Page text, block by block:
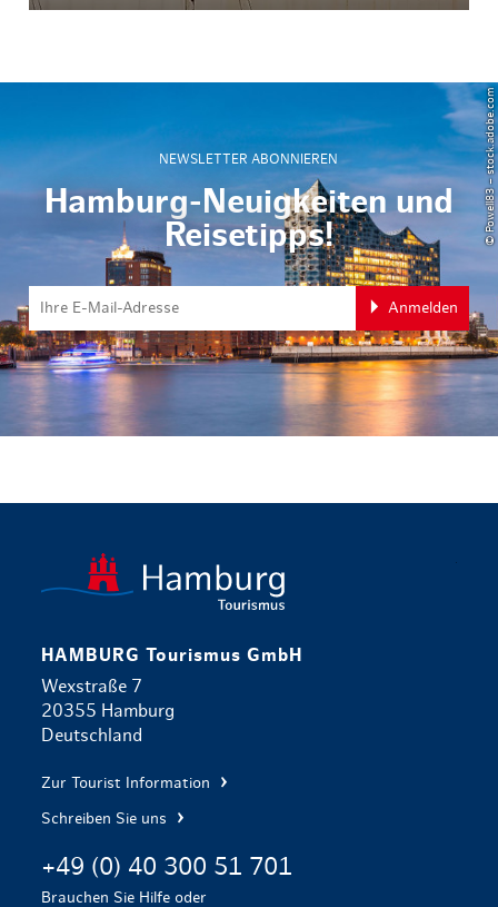
NEWSLETTER ABONNIEREN
Hamburg-Neuigkeiten und
Reisetipps!
Anmelden
© Powell83 – stock.adobe.com
HAMBURG Tourismus GmbH
Wexstraße 7
20355 Hamburg
Deutschland
Zur Tourist Information
Schreiben Sie uns
+49 (0) 40 300 51 701
Brauchen Sie Hilfe oder